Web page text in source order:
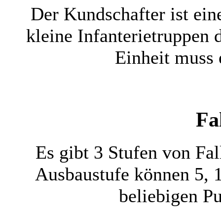
Der Kundschafter ist
kleine Infanterietruppen
Einheit muss
Es gibt 3 Stufen von
Ausbaustufe können 5,
beliebigen